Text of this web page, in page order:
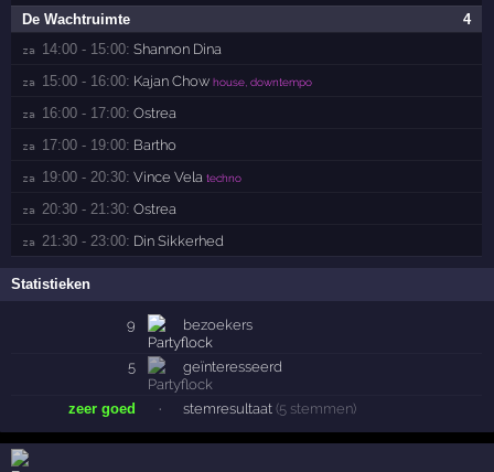
4
De Wachtruimte
za 14:00 - 15:00: Shannon Dina
za 15:00 - 16:00: Kajan Chow house, downtempo
za 16:00 - 17:00: Ostrea
za 17:00 - 19:00: Bartho
za 19:00 - 20:30: Vince Vela techno
za 20:30 - 21:30: Ostrea
za 21:30 - 23:00: Din Sikkerhed
Statistieken
9 bezoekers
5 geïnteresseerd
zeer goed · stemresultaat (5 stemmen)